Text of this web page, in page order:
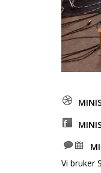
Vi bruker